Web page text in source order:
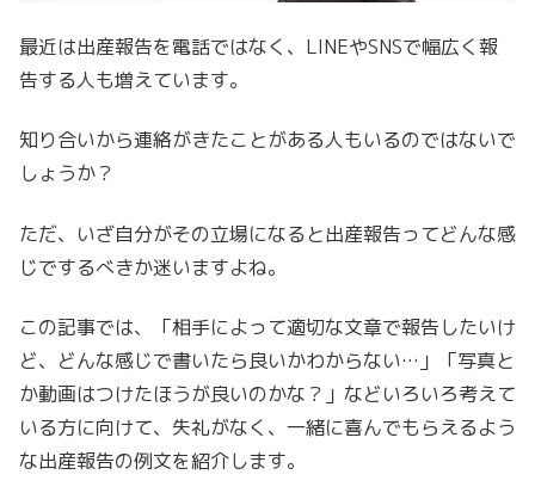
最近は出産報告を電話ではなく、LINEやSNSで幅広く報
告する人も増えています。
知り合いから連絡がきたことがある人もいるのではないで
しょうか？
ただ、いざ自分がその立場になると出産報告ってどんな感
じでするべきか迷いますよね。
この記事では、「相手によって適切な文章で報告したいけ
ど、どんな感じで書いたら良いかわからない…」「写真と
か動画はつけたほうが良いのかな？」などいろいろ考えて
いる方に向けて、失礼がなく、一緒に喜んでもらえるよう
な出産報告の例文を紹介します。